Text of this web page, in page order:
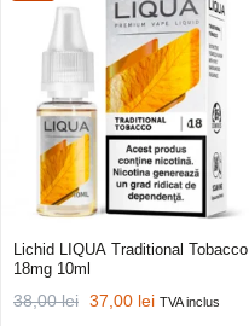
Lichid LIQUA Traditional Tobacco
18mg 10ml
38,00lei 37,00 lei TVA inclus